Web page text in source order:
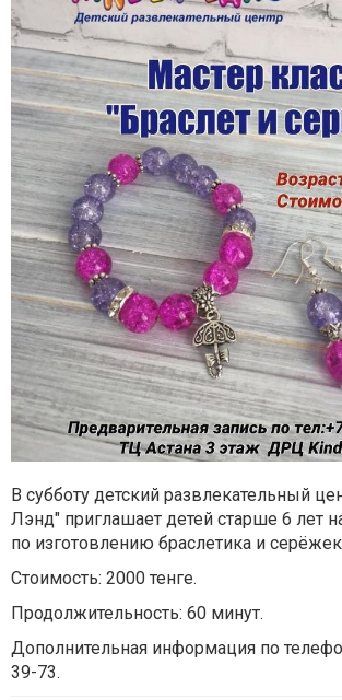
В субботу детский развлекательный
Лэнд" приглашает детей старше 6 лет
по изготовлению браслетика и
Стоимость: 2000 тенге.
Продолжительность: 60 минут.
Дополнительная информация по
39-73.